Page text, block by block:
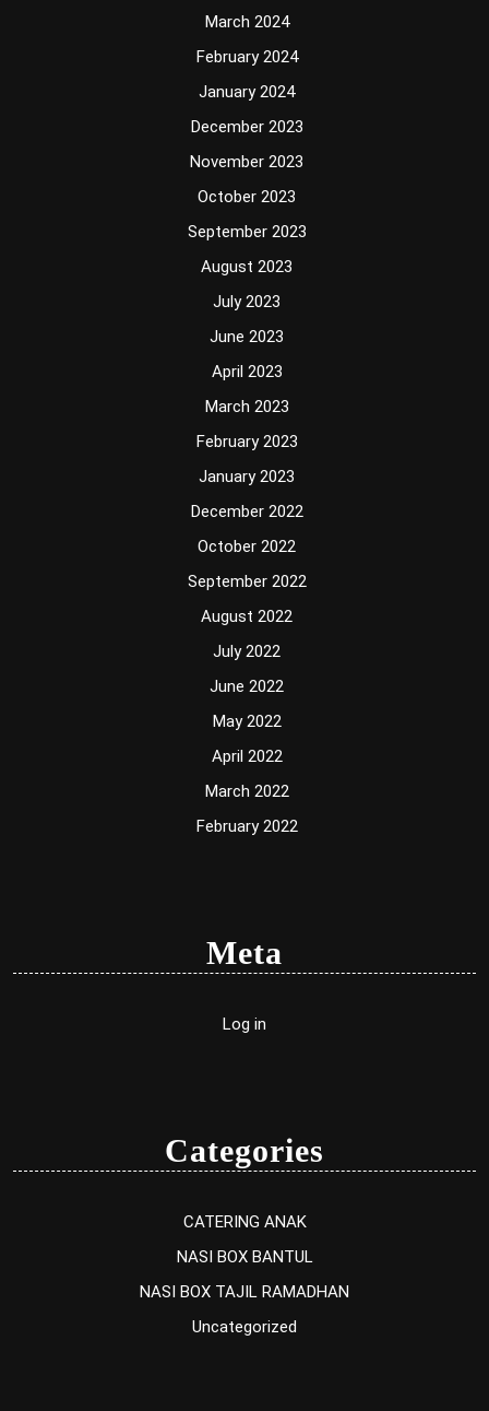
March 2024
February 2024
January 2024
December 2023
November 2023
October 2023
September 2023
August 2023
July 2023
June 2023
April 2023
March 2023
February 2023
January 2023
December 2022
October 2022
September 2022
August 2022
July 2022
June 2022
May 2022
April 2022
March 2022
February 2022
Meta
Log in
Categories
CATERING ANAK
NASI BOX BANTUL
NASI BOX TAJIL RAMADHAN
Uncategorized